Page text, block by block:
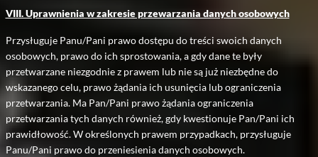
VIII. Uprawnienia w zakresie przewarzania danych osobowych
Przysługuje Panu/Pani prawo dostępu do treści swoich danych
osobowych, prawo do ich sprostowania, a gdy dane te były
przetwarzane niezgodnie z prawem lub nie są już niezbędne do
wskazanego celu, prawo żądania ich usunięcia lub ograniczenia
przetwarzania. Ma Pan/Pani prawo żądania ograniczenia
przetwarzania tych danych również, gdy kwestionuje Pan/Pani ich
prawidłowość. W określonych prawem przypadkach, przysługuje
Panu/Pani prawo do przeniesienia danych osobowych.